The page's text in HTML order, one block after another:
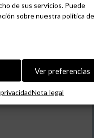
de sus servicios. Puede
sobre nuestra política de
Ver preferencias
Nota legal